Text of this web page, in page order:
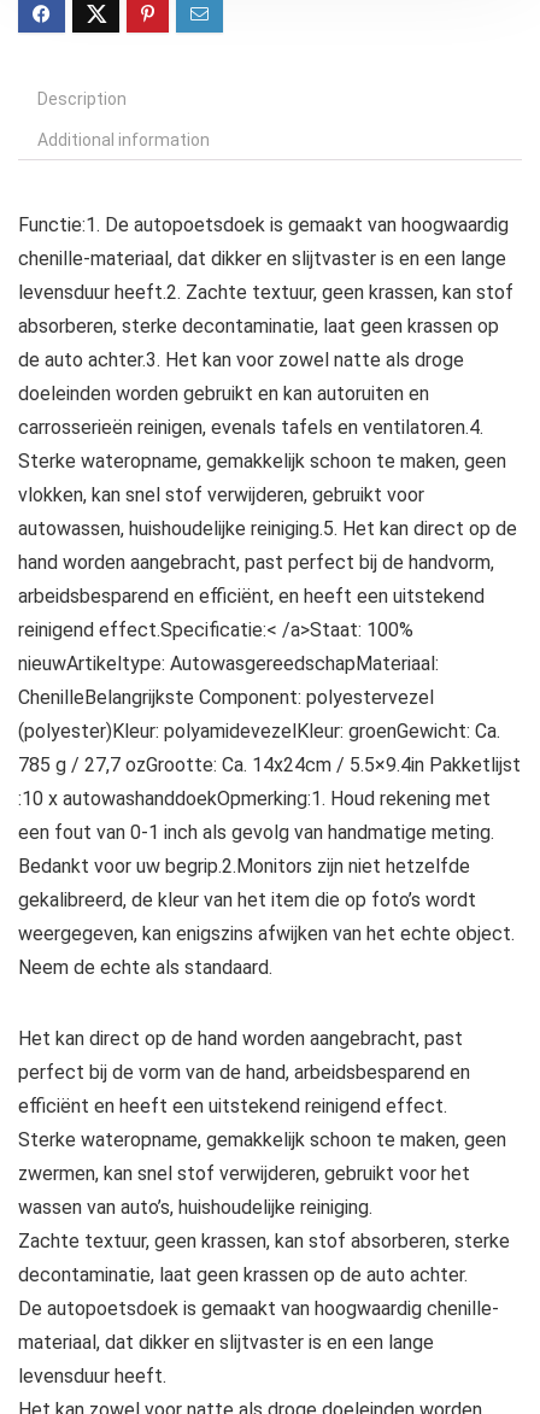
Description
Additional information
Functie:1. De autopoetsdoek is gemaakt van hoogwaardig
chenille-materiaal, dat dikker en slijtvaster is en een lange
levensduur heeft.2. Zachte textuur, geen krassen, kan stof
absorberen, sterke decontaminatie, laat geen krassen op
de auto achter.3. Het kan voor zowel natte als droge
doeleinden worden gebruikt en kan autoruiten en
carrosserieën reinigen, evenals tafels en ventilatoren.4.
Sterke wateropname, gemakkelijk schoon te maken, geen
vlokken, kan snel stof verwijderen, gebruikt voor
autowassen, huishoudelijke reiniging.5. Het kan direct op de
hand worden aangebracht, past perfect bij de handvorm,
arbeidsbesparend en efficiënt, en heeft een uitstekend
reinigend effect.Specificatie:< /a>Staat: 100%
nieuwArtikeltype: AutowasgereedschapMateriaal:
ChenilleBelangrijkste Component: polyestervezel
(polyester)Kleur: polyamidevezelKleur: groenGewicht: Ca.
785 g / 27,7 ozGrootte: Ca. 14x24cm / 5.5×9.4in Pakketlijst
:10 x autowashanddoekOpmerking:1. Houd rekening met
een fout van 0-1 inch als gevolg van handmatige meting.
Bedankt voor uw begrip.2.Monitors zijn niet hetzelfde
gekalibreerd, de kleur van het item die op foto’s wordt
weergegeven, kan enigszins afwijken van het echte object.
Neem de echte als standaard.
Het kan direct op de hand worden aangebracht, past
perfect bij de vorm van de hand, arbeidsbesparend en
efficiënt en heeft een uitstekend reinigend effect.
Sterke wateropname, gemakkelijk schoon te maken, geen
zwermen, kan snel stof verwijderen, gebruikt voor het
wassen van auto’s, huishoudelijke reiniging.
Zachte textuur, geen krassen, kan stof absorberen, sterke
decontaminatie, laat geen krassen op de auto achter.
De autopoetsdoek is gemaakt van hoogwaardig chenille-
materiaal, dat dikker en slijtvaster is en een lange
levensduur heeft.